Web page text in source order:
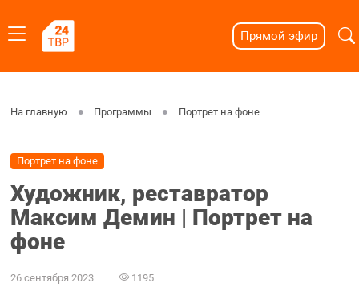
Прямой эфир
На главную Программы Портрет на фоне
Портрет на фоне
Художник, реставратор
Максим Демин | Портрет на
фоне
26 сентября 2023 1195